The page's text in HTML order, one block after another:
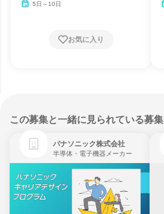
5日～10日
お気に入り
この募集と一緒に見られている募集
パナソニック株式会社
半導体・電子機器メーカー